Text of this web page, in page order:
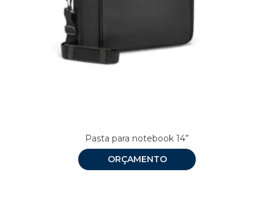
Pasta para notebook 14”
ORÇAMENTO